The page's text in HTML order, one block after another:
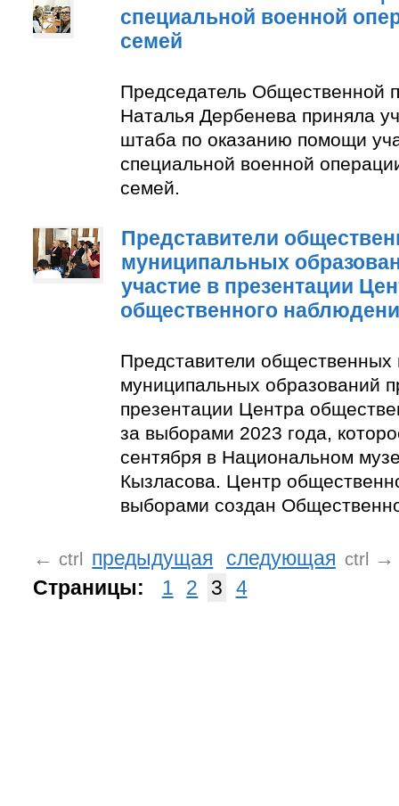
специальной военной
семей
Председатель Общественной
Наталья Дербенева приняла
штаба по оказанию помощи
специальной военной
семей.
Представители
муниципальных
участие в презентации
общественного
Представители общественных
муниципальных образований
презентации Центра
за выборами 2023 года,
сентября в Национальном
Кызласова. Центр
выборами создан
← ctrl предыдущая следующая ctrl
→
Страницы:
1 2 3 4